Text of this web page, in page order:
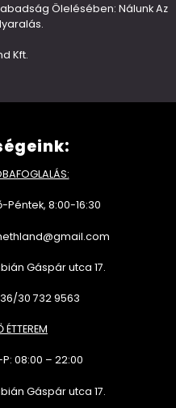
Ölelésében: Nálunk Az
Kft.
Péntek, 8:00-16:30
Gáspár utca 17.
30 732 9563
ÉTTEREM
08:00 – 22:00
Gáspár utca 17.